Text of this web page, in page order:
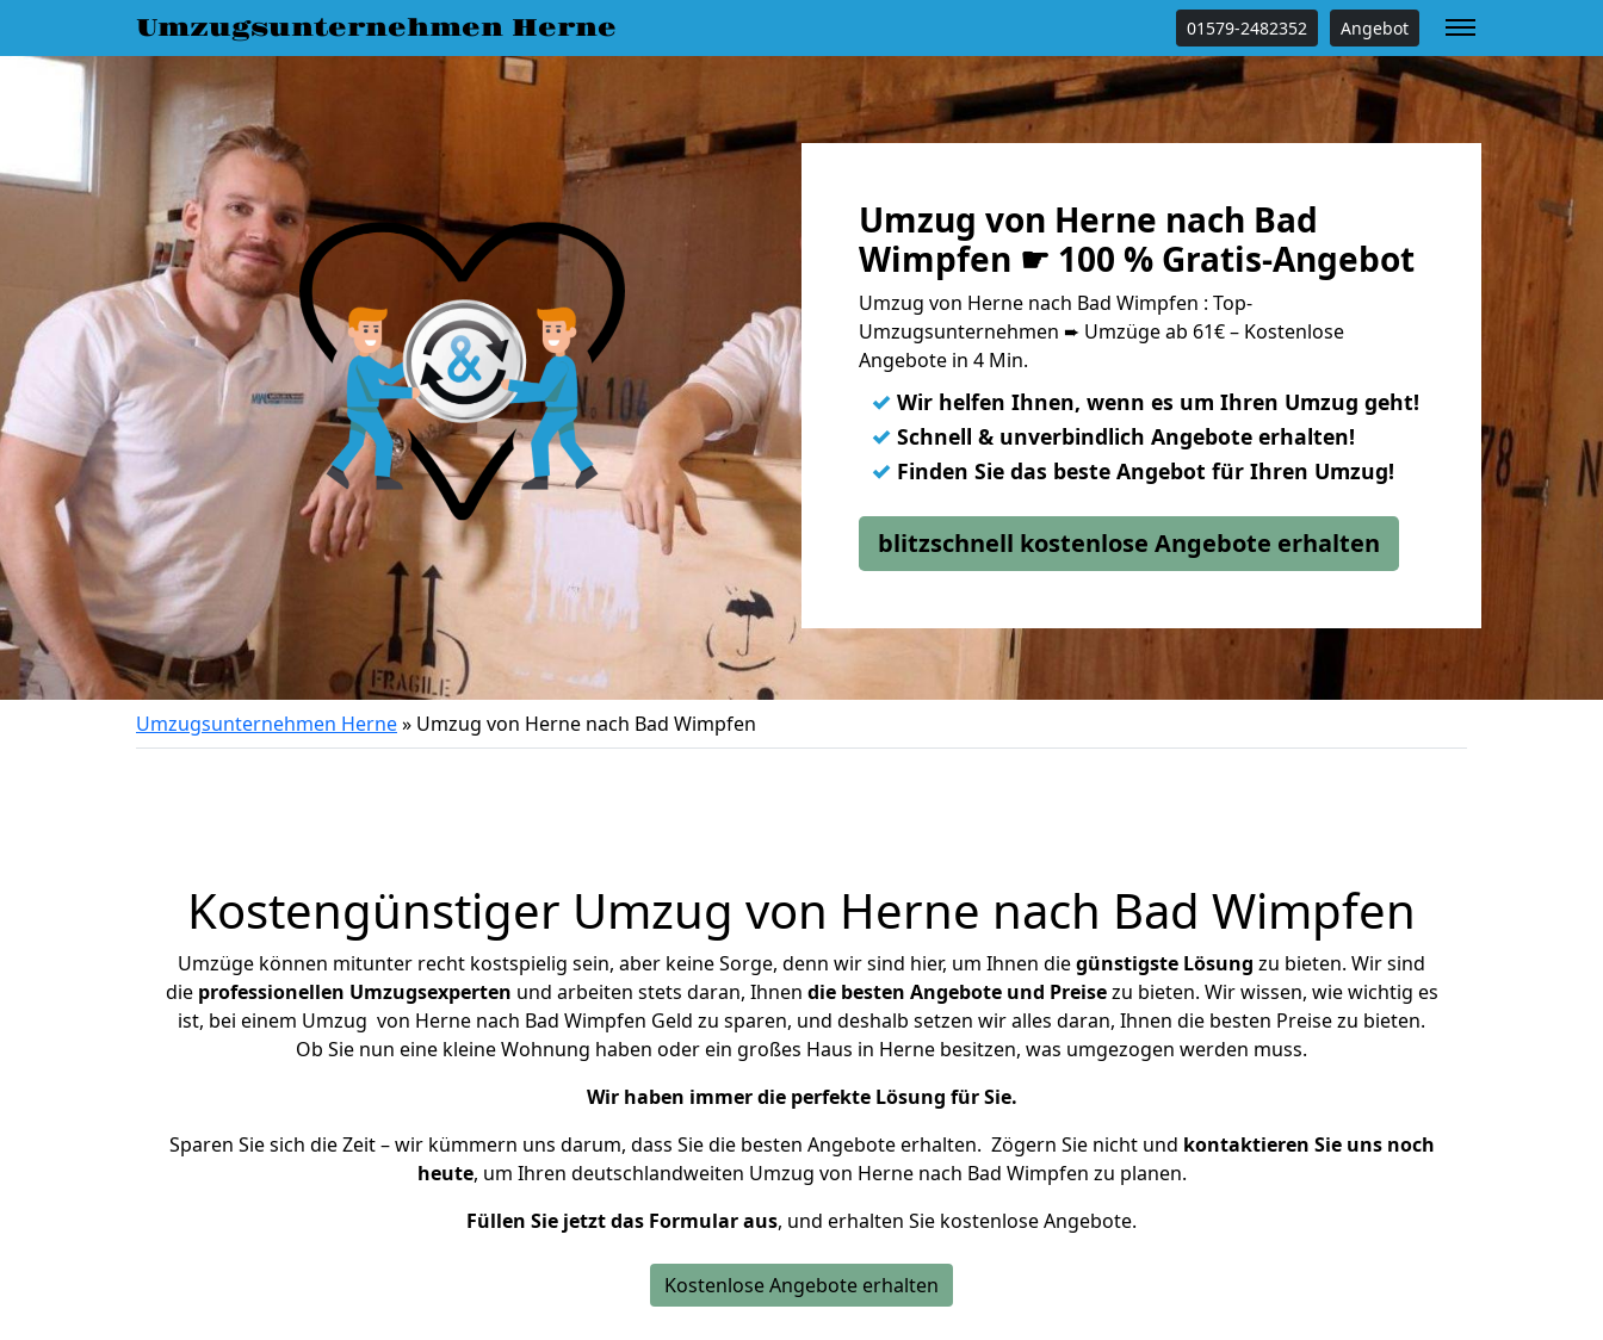
Umzugsunternehmen Herne 01579-2482352 Angebot
Umzug von Herne nach Bad
Wimpfen ☛ 100 % Gratis-Angebot
Umzug von Herne nach Bad Wimpfen : Top-
Umzugsunternehmen ➨ Umzüge ab 61€ – Kostenlose
Angebote in 4 Min.
✓ Wir helfen Ihnen, wenn es um Ihren Umzug geht!
✓ Schnell & unverbindlich Angebote erhalten!
✓ Finden Sie das beste Angebot für Ihren Umzug!
blitzschnell kostenlose Angebote erhalten
Umzugsunternehmen Herne» Umzug von Herne nach Bad Wimpfen
Kostengünstiger Umzug von Herne nach Bad Wimpfen
Umzüge können mitunter recht kostspielig sein, aber keine Sorge, denn wir sind hier, um Ihnen diegünstigste Lösung zu bieten. Wir sind
die professionellen Umzugsexperten und arbeiten stets daran, Ihnen die besten Angebote und Preisezu bieten. Wir wissen, wie wichtig es
ist, bei einem Umzug von Herne nach Bad Wimpfen Geld zu sparen, und deshalb setzen wir alles daran, Ihnen die besten Preise zu bieten.
Ob Sie nun eine kleine Wohnung haben oder ein großes Haus in Herne besitzen, was umgezogen werden muss.
Wir haben immer die perfekte Lösung für Sie.
Sparen Sie sich die Zeit – wir kümmern uns darum, dass Sie die besten Angebote erhalten. Zögern Sie nicht und kontaktieren Sie uns noch
heute, um Ihren deutschlandweiten Umzug von Herne nach Bad Wimpfen zu planen.
Füllen Sie jetzt das Formular aus, und erhalten Sie kostenlose Angebote.
Kostenlose Angebote erhalten